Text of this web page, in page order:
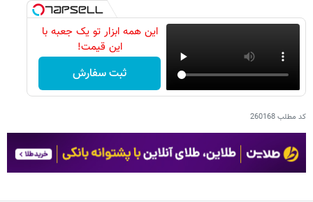
این همه ابزار تو یک جعبه با
این قیمت!
ثبت سفارش
کد مطلب260168